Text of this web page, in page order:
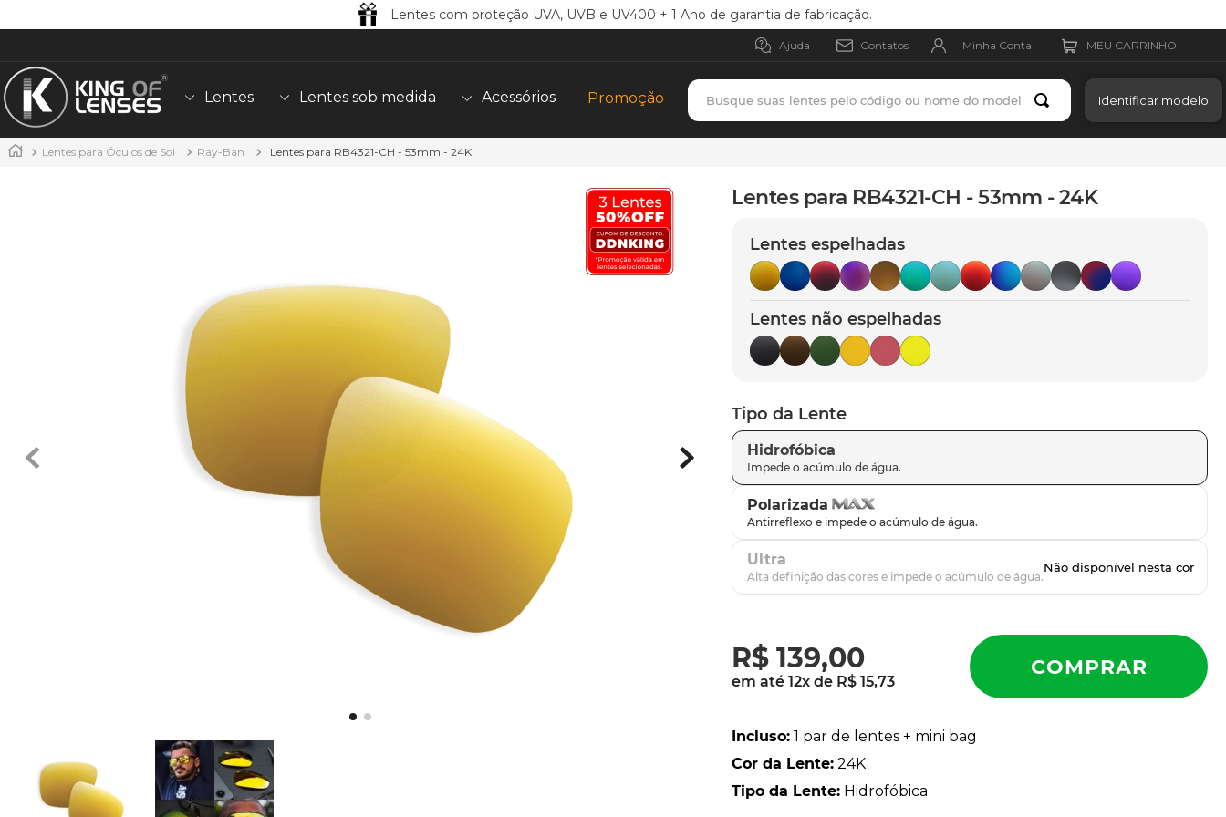
Lentes com proteção UVA, UVB e UV400 + 1 Ano de garantia de fabricação.
Ajuda Contatos Minha Conta
Lentes Lentes sob medida Acessórios Promoção
Busque suas lentes pelo código ou nome do modelo
Identificar modelo
Lentes para Óculos de Sol Ray-Ban Lentes para RB4321-CH - 53mm - 24K
Lentes para RB4321-CH - 53mm - 24K
Lentes espelhadas
Lentes não espelhadas
Tipo da Lente
Hidrofóbica
Polarizada
Ultra
R$ 139,00
em até12x de R$ 15,73
Incluso: 1 par de lentes + mini bag
Cor da Lente: 24K
Tipo da Lente: Hidrofóbica
8
9 latch
sutro